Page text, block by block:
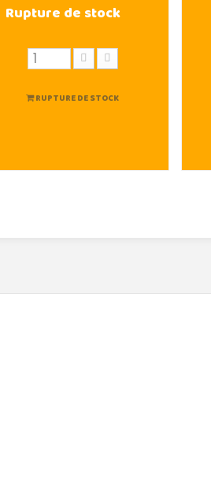
Rupture de stock
RUPTURE DE STOCK